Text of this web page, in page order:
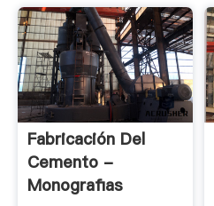
Fabricación Del
Cemento -
Monografias